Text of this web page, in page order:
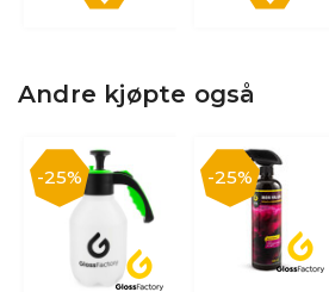
Andre kjøpte også
25% 25%